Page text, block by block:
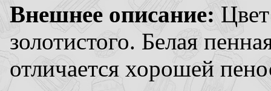
Внешнее описание:
золотистого. Белая
отличается хорошей